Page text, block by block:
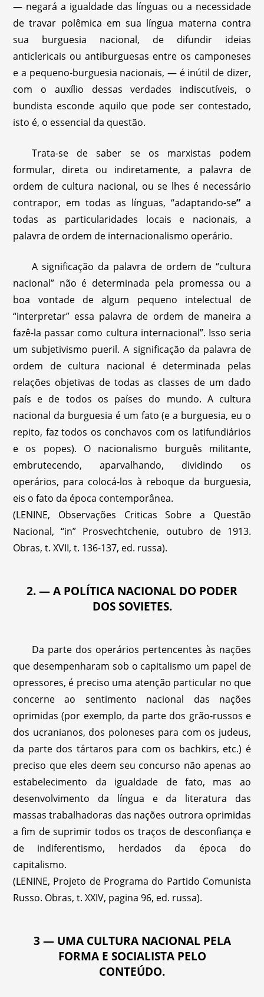
— negará a igualdade das línguas ou a necessidade
de travar polêmica em sua língua materna contra
sua burguesia nacional, de difundir ideias
anticlericais ou antiburguesas entre os camponeses
e a pequeno-burguesia nacionais, — é inútil de dizer,
com o auxílio dessas verdades indiscutíveis, o
bundista esconde aquilo que pode ser contestado,
isto é, o essencial da questão.
Trata-se de saber se os marxistas podem
formular, direta ou indiretamente, a palavra de
ordem de cultura nacional, ou se lhes é necessário
contrapor, em todas as línguas, “adaptando-se” a
todas as particularidades locais e nacionais, a
palavra de ordem de internacionalismo operário.
A significação da palavra de ordem de “cultura
nacional” não é determinada pela promessa ou a
boa vontade de algum pequeno intelectual de
“interpretar” essa palavra de ordem de maneira a
fazê-la passar como cultura internacional”. Isso seria
um subjetivismo pueril. A significação da palavra de
ordem de cultura nacional é determinada pelas
relações objetivas de todas as classes de um dado
país e de todos os países do mundo. A cultura
nacional da burguesia é um fato (e a burguesia, eu o
repito, faz todos os conchavos com os latifundiários
e os popes). O nacionalismo burguês militante,
embrutecendo, aparvalhando, dividindo os
operários, para colocá-los à reboque da burguesia,
eis o fato da época contemporânea.
(LENINE, Observações Criticas Sobre a Questão
Nacional, “in” Prosvechtchenie, outubro de 1913.
Obras, t. XVII, t. 136-137, ed. russa).
2. — A POLÍTICA NACIONAL DO PODER
DOS SOVIETES.
Da parte dos operários pertencentes às nações
que desempenharam sob o capitalismo um papel de
opressores, é preciso uma atenção particular no que
concerne ao sentimento nacional das nações
oprimidas (por exemplo, da parte dos grão-russos e
dos ucranianos, dos poloneses para com os judeus,
da parte dos tártaros para com os bachkirs, etc.) é
preciso que eles deem seu concurso não apenas ao
estabelecimento da igualdade de fato, mas ao
desenvolvimento da língua e da literatura das
massas trabalhadoras das nações outrora oprimidas
a fim de suprimir todos os traços de desconfiança e
de indiferentismo, herdados da época do
capitalismo.
(LENINE, Projeto de Programa do Partido Comunista
Russo. Obras, t. XXIV, pagina 96, ed. russa).
3 — UMA CULTURA NACIONAL PELA
FORMA E SOCIALISTA PELO
CONTEÚDO.